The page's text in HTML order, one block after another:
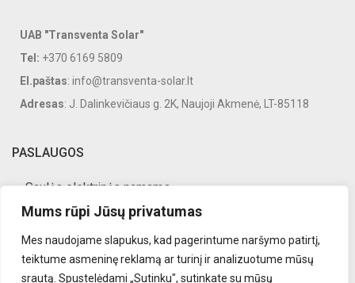
Mums rūpi Jūsų privatumas
Mes naudojame slapukus, kad pagerintume naršymo patirtį,
teiktume asmeninę reklamą ar turinį ir analizuotume mūsų
srautą. Spustelėdami „Sutinku", sutinkate su mūsų
UAB "Transventa Solar"
Tel: +370 6169 5809
El.paštas: info@transventa-solar.lt
Adresas: J. Dalinkevičiaus g. 2K, Naujoji Akmenė, LT-85118
PASLAUGOS
Saulės elektrinės namams
Saulės elektrinės verslui
Saulės elektrinių priežiūra
Saulės elektrinės įranga